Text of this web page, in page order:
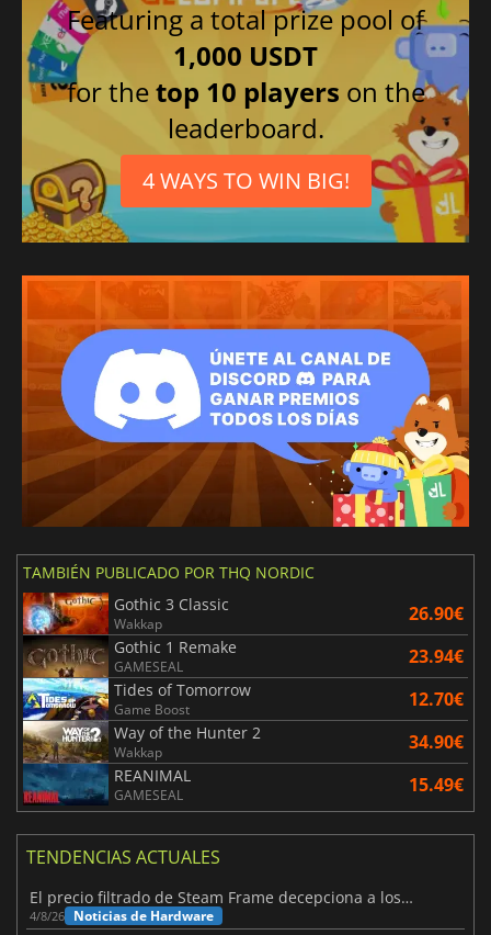
Featuring a total prize pool of
1,000 USDT
for thetop 10 players on the
leaderboard.
4 WAYS TO WIN BIG!
TAMBIÉN PUBLICADO POR THQ NORDIC
Gothic 3 Classic
Wakkap 26.90€
Gothic 1 Remake
GAMESEAL 23.94€
Tides of Tomorrow
Game Boost 12.70€
Way of the Hunter 2
Wakkap 34.90€
REANIMAL
GAMESEAL 15.49€
TENDENCIAS ACTUALES
El precio filtrado de Steam Frame decepciona a los usuarios
4/8/26 Noticias de Hardware